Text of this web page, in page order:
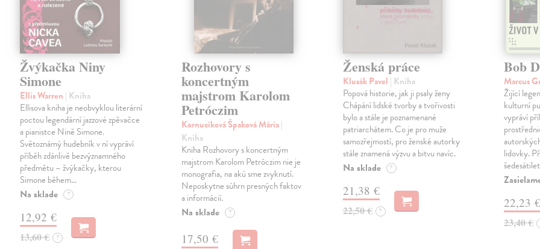
Žvýkačka Niny
Simone
Ellis Warren | Kniha
Ellisova kniha je neobvyklou literární
poctou legendární jazzové zpěvačce
a pianistce Nině Simone.
Světoznámý hudebník v ní vypráví
příběh zdánlivě bezvýznamného
předmětu – žvýkačky, kterou
Simone během…
Na sklade ?
12,92 €
13,60 € ?
Rozhovory s
koncertným
majstrom Karolom
Petróczim
Kornucíková Špaková Mária|
Kniha
Kniha Rozhovory s koncertným
majstrom Karolom Petróczim nie je
monografia, na akú sme zvyknutí.
Neposkytne súhrn presných faktov
a informácií.
Na sklade ?
17,50 €
Ženská práce
Klusák Pavel | Kniha
Popová historie, jak ji psaly ženy
Chápání lidské tvorby a tvořivosti
bylo a stále je poznamenané
patriarchátem. Co je pro muže
samozřejmostí, pro ženské autorky
stále znamená výzvu a bitvu navíc.
Na sklade ?
21,38 €
22,50 € ?
Bob
Marcus
Žijící
kulturní
vypráví
lidovky.
22,23 €
23,40 €